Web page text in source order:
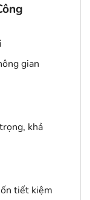
gian
khả
tiết kiệm